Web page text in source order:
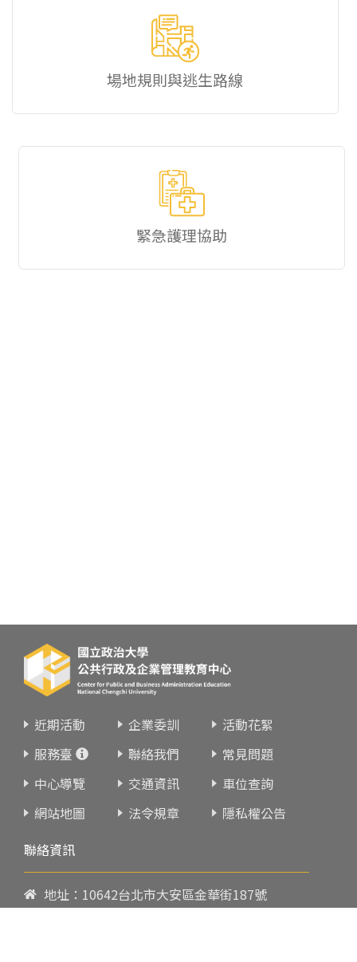
場地規則與逃生路線
緊急護理協助
近期活動 企業委訓
活動花絮
服務臺
聯絡我們
常見問題
中心導覽
交通資訊
車位查詢
網站地圖
法令規章
隱私權公告
聯絡資訊
地址：10642台北市大安區金華街187號